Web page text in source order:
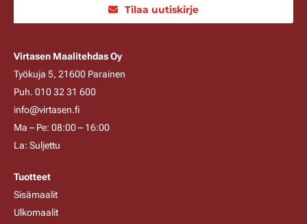
Tilaa uutiskirje
Virtasen Maalitehdas Oy
Työkuja 5, 21600 Parainen
Puh. 010 32 31 600
info@virtasen.fi
Ma – Pe: 08:00 – 16:00
La: Suljettu
Tuotteet
Sisämaalit
Ulkomaalit